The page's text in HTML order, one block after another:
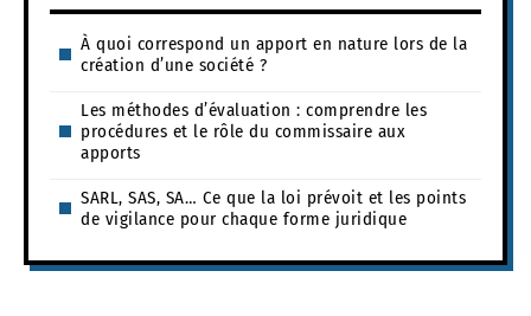
À quoi correspond un apport en nature lors de la
création d’une société ?
Les méthodes d’évaluation : comprendre les
procédures et le rôle du commissaire aux
apports
SARL, SAS, SA… Ce que la loi prévoit et les points
de vigilance pour chaque forme juridique